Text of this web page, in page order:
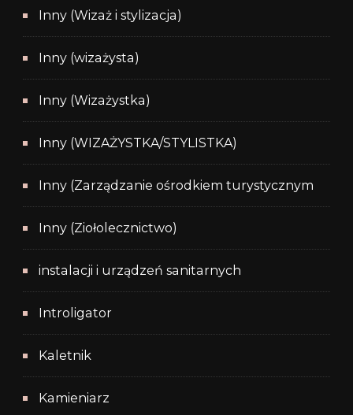
Inny (Wizaż i stylizacja)
Inny (wizażysta)
Inny (Wizażystka)
Inny (WIZAŻYSTKA/STYLISTKA)
Inny (Zarządzanie ośrodkiem turystycznym
Inny (Ziołolecznictwo)
instalacji i urządzeń sanitarnych
Introligator
Kaletnik
Kamieniarz